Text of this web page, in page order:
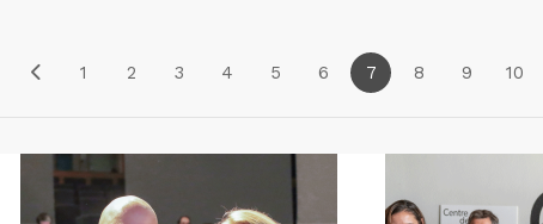
1 2 3 4 5 6 7 8 9 10